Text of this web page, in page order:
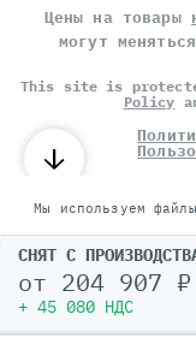
СНЯТ С
от 204 907 ₽
+ 45 080 НДС
Цены на товары
могут
This site is protected
Policy
©
Мы используем